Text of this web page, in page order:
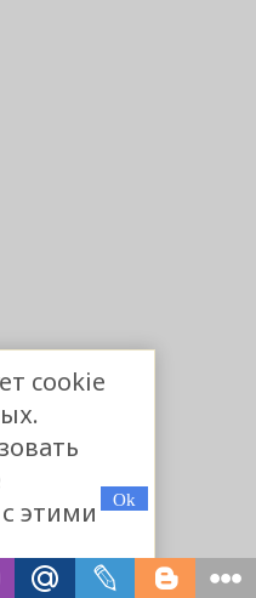
cookie
этими